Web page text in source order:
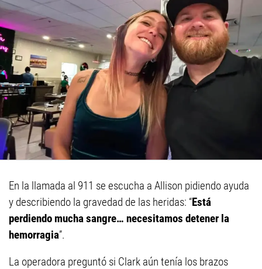
En la llamada al 911 se escucha a Allison pidiendo ayuda
y describiendo la gravedad de las heridas: “Está
perdiendo mucha sangre… necesitamos detener la
hemorragia”.
La operadora preguntó si Clark aún tenía los brazos